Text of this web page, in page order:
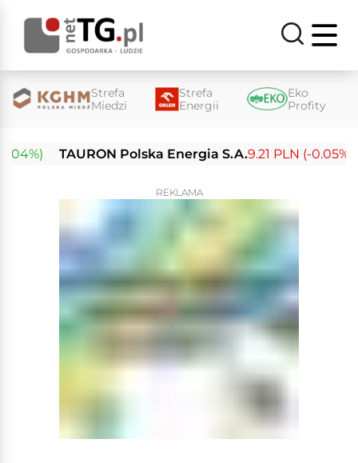
Strefa
Miedzi
Strefa
Energii
Eko
Profity
TAURON Polska Energia S.A. 9.21 PLN (-0.05%)
REKLAMA